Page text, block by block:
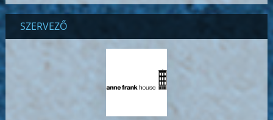
SZERVEZŐ